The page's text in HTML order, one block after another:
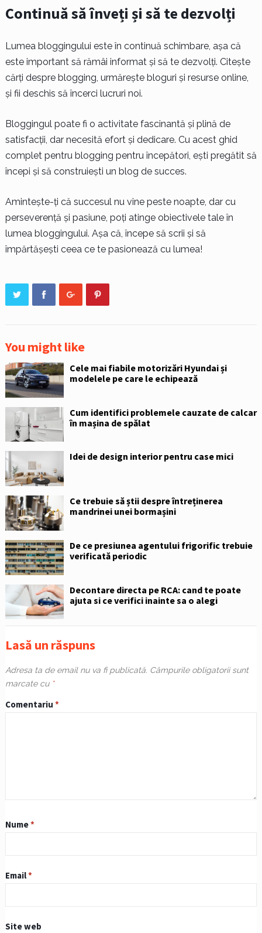
Continuă să înveți și să te dezvolți
Lumea bloggingului este în continuă schimbare, așa că
este important să rămâi informat și să te dezvolți. Citește
cărți despre blogging, urmărește bloguri și resurse online,
și fii deschis să încerci lucruri noi.
Bloggingul poate fi o activitate fascinantă și plină de
satisfacții, dar necesită efort și dedicare. Cu acest ghid
complet pentru blogging pentru începători, ești pregătit să
începi și să construiești un blog de succes.
Amintește-ți că succesul nu vine peste noapte, dar cu
perseverență și pasiune, poți atinge obiectivele tale în
lumea bloggingului. Așa că, începe să scrii și să
împărtășești ceea ce te pasionează cu lumea!
You might like
Cele mai fiabile motorizări Hyundai și
modelele pe care le echipează
Cum identifici problemele cauzate de calcar
în mașina de spălat
Idei de design interior pentru case mici
Ce trebuie să știi despre întreținerea
mandrinei unei bormașini
De ce presiunea agentului frigorific trebuie
verificată periodic
Decontare directa pe RCA: cand te poate
ajuta si ce verifici inainte sa o alegi
Lasă un răspuns
Adresa ta de email nu va fi publicată. Câmpurile obligatorii sunt
marcate cu *
Comentariu *
Nume*
Email*
Site web